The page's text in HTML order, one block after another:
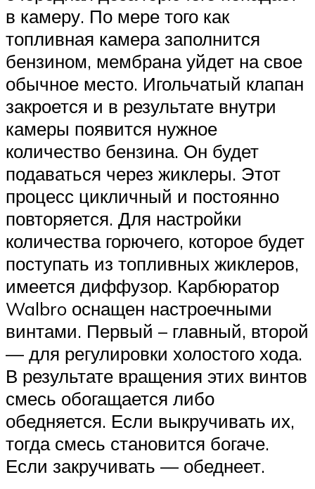
в камеру. По мере того как
топливная камера заполнится
бензином, мембрана уйдет на свое
обычное место. Игольчатый клапан
закроется и в результате внутри
камеры появится нужное
количество бензина. Он будет
подаваться через жиклеры. Этот
процесс цикличный и постоянно
повторяется. Для настройки
количества горючего, которое будет
поступать из топливных жиклеров,
имеется диффузор. Карбюратор
Walbro оснащен настроечными
винтами. Первый – главный, второй
— для регулировки холостого хода.
В результате вращения этих винтов
смесь обогащается либо
обедняется. Если выкручивать их,
тогда смесь становится богаче.
Если закручивать — обеднеет.